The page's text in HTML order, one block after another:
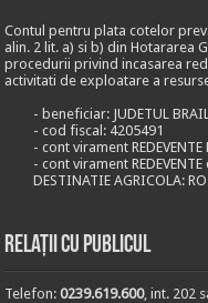
Contul pentru plata cotelor
alin. 2 lit. a) si b) din Hotararea
procedurii privind incasarea
activitati de exploatare a
- beneficiar: JUDETUL
- cod fiscal: 4205491
- cont virament
- cont virament REDEVENTE
DESTINATIE AGRICOLA:
Relații cu publicul
Telefon:0239.619.600, int. 202